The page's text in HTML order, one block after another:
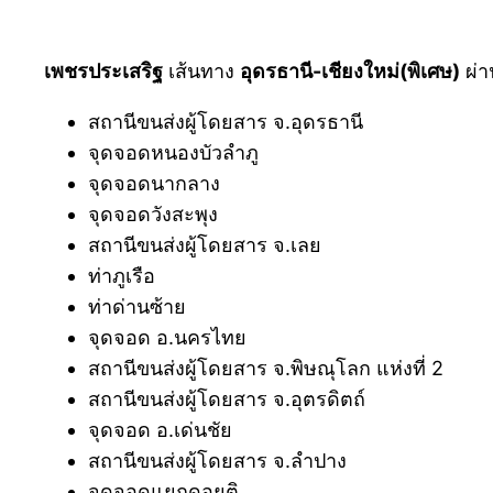
เพชรประเสริฐ เส้นทาง อุดรธานี-เชียงใหม่(พิเศษ) ผ่
สถานีขนส่งผู้โดยสาร จ.อุดรธานี
จุดจอดหนองบัวลำภู
จุดจอดนากลาง
จุดจอดวังสะพุง
สถานีขนส่งผู้โดยสาร จ.เลย
ท่าภูเรือ
ท่าด่านซ้าย
จุดจอด อ.นครไทย
สถานีขนส่งผู้โดยสาร จ.พิษณุโลก แห่งที่ 2
สถานีขนส่งผู้โดยสาร จ.อุตรดิตถ์
จุดจอด อ.เด่นชัย
สถานีขนส่งผู้โดยสาร จ.ลำปาง